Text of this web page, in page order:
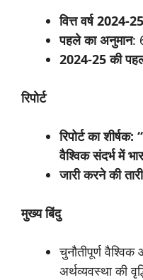
वित्तवर्ष 2024-25
पहलेकाअनुमान:
2024-25 की
रिपोर्ट
रिपोर्टकाशीर्षक: “
वैश्विकसंदर्भमें
जारीकरनेकी
मुख्यबिंदु
चुनौतीपूर्ण
अर्थव्यवस्था की